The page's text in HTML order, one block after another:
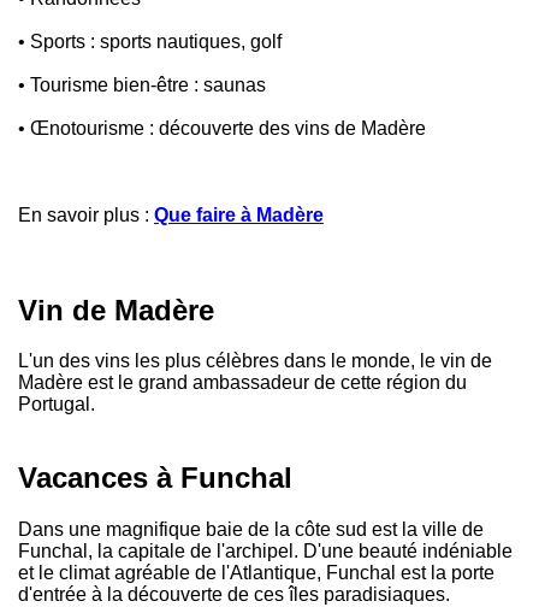
• Sports : sports nautiques, golf
• Tourisme bien-être : saunas
• Œnotourisme : découverte des vins de Madère
En savoir plus : Que faire à Madère
Vin de Madère
L'un des vins les plus célèbres dans le monde, le vin de
Madère est le grand ambassadeur de cette région du
Portugal.
Vacances à Funchal
Dans une magnifique baie de la côte sud est la ville de
Funchal, la capitale de l'archipel. D'une beauté indéniable
et le climat agréable de l'Atlantique, Funchal est la porte
d'entrée à la découverte de ces îles paradisiaques.